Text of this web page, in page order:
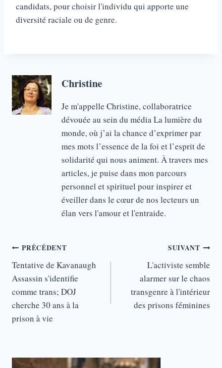
candidats, pour choisir l'individu qui apporte une
diversité raciale ou de genre.
Christine
Je m'appelle Christine, collaboratrice
dévouée au sein du média La lumière du
monde, où j’ai la chance d’exprimer par
mes mots l’essence de la foi et l’esprit de
solidarité qui nous animent. À travers mes
articles, je puise dans mon parcours
personnel et spirituel pour inspirer et
éveiller dans le cœur de nos lecteurs un
élan vers l'amour et l'entraide.
Navigation
de
l’article
PRÉCÉDENT
Tentative de Kavanaugh
Assassin s'identifie
comme trans; DOJ
cherche 30 ans à la
prison à vie
SUIVANT
L'activiste semble
alarmer sur le chaos
transgenre à l'intérieur
des prisons féminines